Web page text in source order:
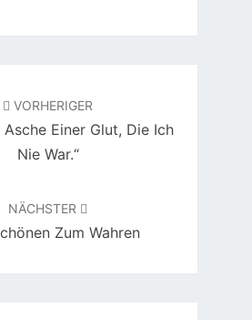
VORHERIGER
Asche Einer Glut, Die Ich
Nie War.“
NÄCHSTER
Zum Wahren